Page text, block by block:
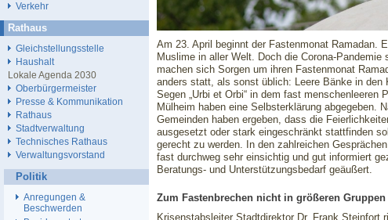
Am 23. April beginnt der Fastenmonat Ramadan.
Muslime in aller Welt. Doch die Corona-
machen sich Sorgen um ihren Fastenmonat
anders statt, als sonst üblich: Leere Bänke in
Segen „Urbi et Orbi“ in dem fast menschenleeren
Mülheim haben eine Selbsterklärung abgegeben.
Gemeinden haben ergeben, dass die
ausgesetzt oder stark eingeschränkt stattfinden
gerecht zu werden. In den zahlreichen
fast durchweg sehr einsichtig und gut informiert
Beratungs- und Unterstützungsbedarf geäußert.
Zum Fastenbrechen nicht in größeren
Krisenstabsleiter Stadtdirektor Dr. Frank
Verkehr
Rathaus
Gleichstellungsstelle
Haushalt
Lokale Agenda 2030
Oberbürgermeister
Presse & Kommunikation
Rathaus
Stadtverwaltung
Technisches Rathaus
Verwaltungsvorstand
Politik
Anregungen &
Beschwerden